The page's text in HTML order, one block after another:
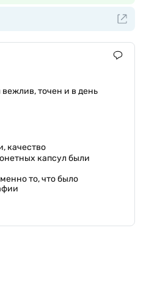
вежлив, точен и в день
качество
капсул были
то, что было